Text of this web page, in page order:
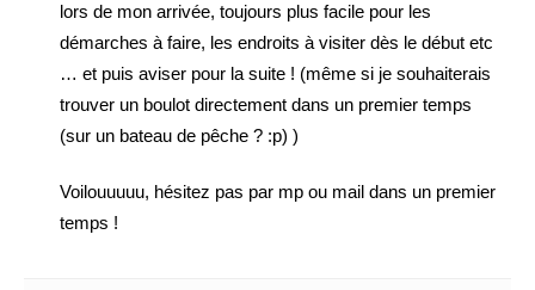
lors de mon arrivée, toujours plus facile pour les
démarches à faire, les endroits à visiter dès le début etc
… et puis aviser pour la suite ! (même si je souhaiterais
trouver un boulot directement dans un premier temps
(sur un bateau de pêche ? :p) )
Voilouuuuu, hésitez pas par mp ou mail dans un premier
temps !